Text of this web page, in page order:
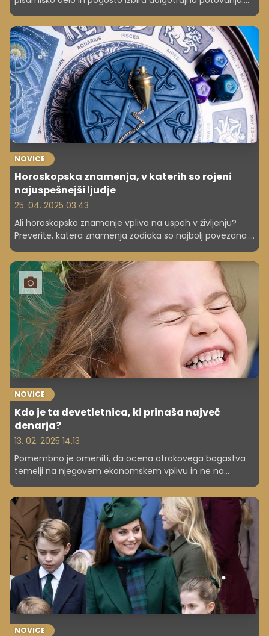
Povratek domov pa sproži psihološke izzive, vključno s
povratnim kulturnim šokom, saj se soočajo z izgubo
svobode, monotono rutino in težavami pri reintegraciji v
staro okolje. Iskanje ravnovesja je ključno.
NOVICE
Horoskopska znamenja, v katerih so rojeni
najuspešnejši ljudje
25. 04. 2025 03.43
Ali horoskopsko znamenje vpliva na uspeh v življenju?
Preverite, katera znamenja zodiaka so najbolj povezana z
uspehom, vplivom in bogastvom – in zakaj.
NOVICE
Kdo je ta devetletnica, ki prinaša največ
denarja?
13. 02. 2025 14.13
Pomembno je omeniti, da ocena otrokovega bogastva
temelji na njegovem ekonomskem vplivu in ne na
dejanskem denarju, ki ga ima na računu.
NOVICE